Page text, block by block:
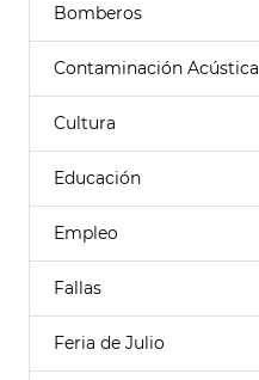
Bomberos
Contaminación Acústica
Cultura
Educación
Empleo
Fallas
Feria de Julio